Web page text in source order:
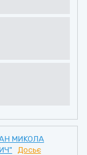
МИКОЛА
Досьє